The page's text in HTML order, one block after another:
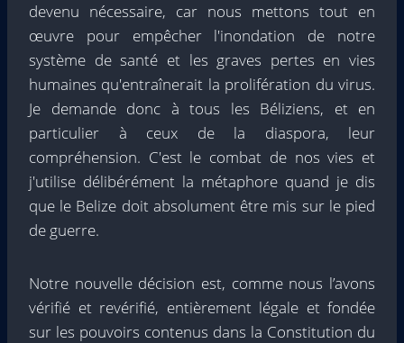
devenu nécessaire, car nous mettons tout en
œuvre pour empêcher l'inondation de notre
système de santé et les graves pertes en vies
humaines qu'entraînerait la prolifération du virus.
Je demande donc à tous les Béliziens, et en
particulier à ceux de la diaspora, leur
compréhension. C'est le combat de nos vies et
j'utilise délibérément la métaphore quand je dis
que le Belize doit absolument être mis sur le pied
de guerre.
Notre nouvelle décision est, comme nous l’avons
vérifié et revérifié, entièrement légale et fondée
sur les pouvoirs contenus dans la Constitution du